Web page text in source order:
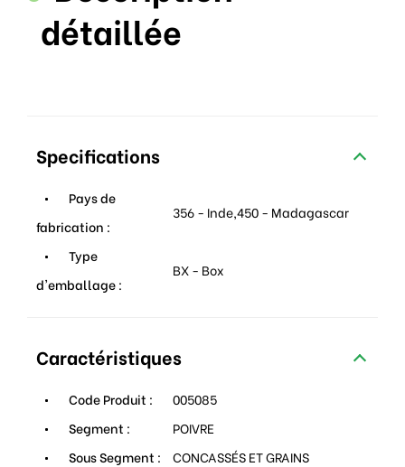
détaillée
Specifications
Pays de
fabrication :
356 - Inde,450 - Madagascar
Type
d'emballage :
BX - Box
Caractéristiques
Code Produit :
005085
Segment :
POIVRE
Sous Segment :
CONCASSÉS ET GRAINS